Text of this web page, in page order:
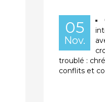
05
Nov.
troublé :
conflits et